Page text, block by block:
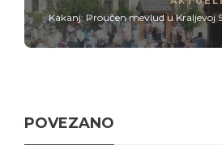
Kakanj: Proučen mevlud u Kraljevoj
POVEZANO